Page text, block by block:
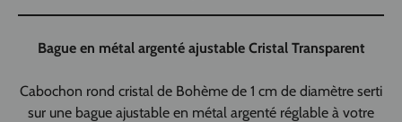
Bague en métal argenté ajustable Cristal Transparent
Cabochon rond cristal de Bohème de 1 cm de diamètre serti
sur une bague ajustable en métal argenté réglable à votre